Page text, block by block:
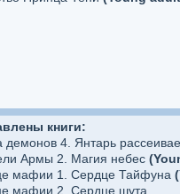
книги:
демонов 4. Янтарь
Армы 2. Магия небес
мафии 1. Сердце Тайфуна
мафии 2. Сердце шута